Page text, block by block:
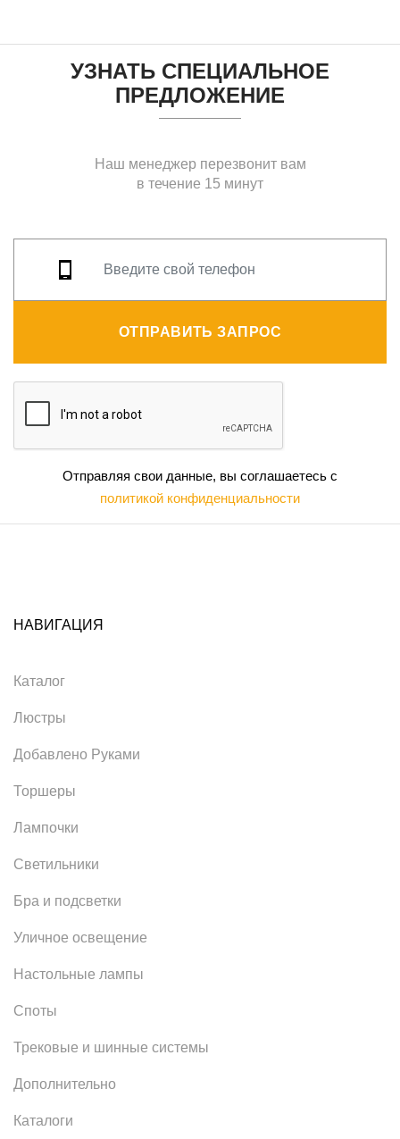
УЗНАТЬ СПЕЦИАЛЬНОЕ
ПРЕДЛОЖЕНИЕ
Наш менеджер перезвонит вам
в течение 15 минут
ОТПРАВИТЬ ЗАПРОС
Отправляя свои данные, вы соглашаетесь с
политикой конфиденциальности
НАВИГАЦИЯ
Каталог
Люстры
Добавлено Руками
Торшеры
Лампочки
Светильники
Бра и подсветки
Уличное освещение
Настольные лампы
Споты
Трековые и шинные системы
Дополнительно
Каталоги